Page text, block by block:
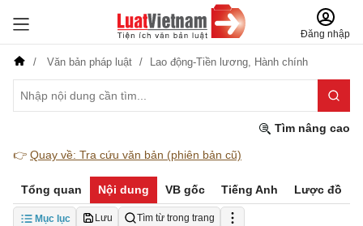
Đăng nhập
Văn bản pháp luật Lao động-Tiền lương, Hành chính
Tìm nâng cao
👉 Quay về: Tra cứu văn bản (phiên bản cũ)
Tổng quan Nội dung VB gốc Tiếng Anh Lược đồ
Mục lục Lưu Tìm từ trong trang